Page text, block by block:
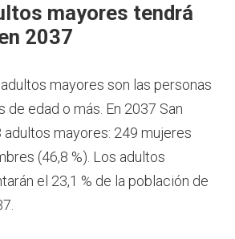
mayores tendrá
2037
mayores son las personas
de edad o más. En 2037 San
mayores: 249 mujeres
(46,8 %). Los adultos
el 23,1 % de la población de